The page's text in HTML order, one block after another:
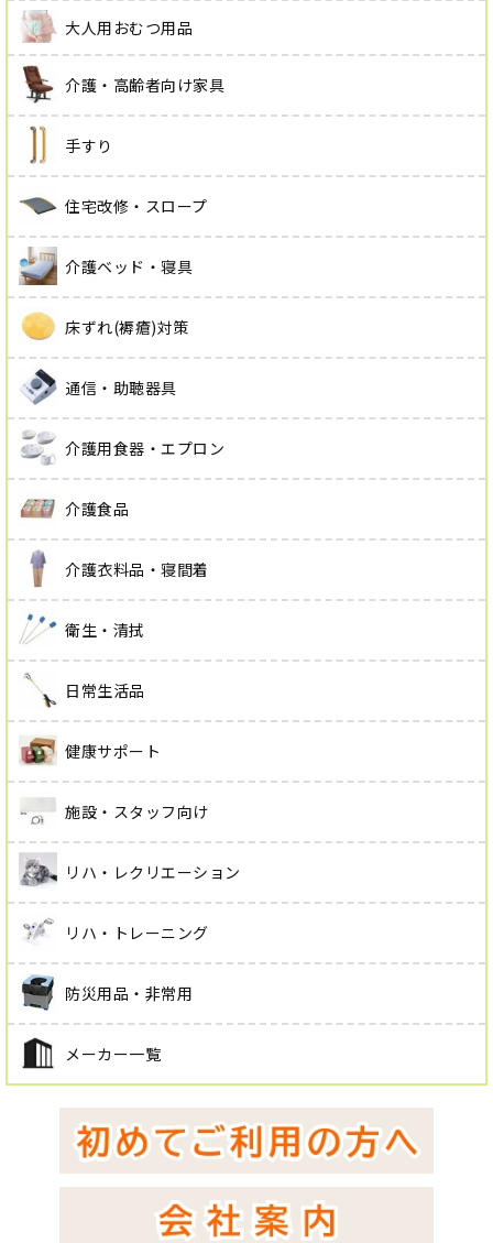
大人用おむつ用品
介護・高齢者向け家具
手すり
住宅改修・スロープ
介護ベッド・寝具
床ずれ(褥瘡)対策
通信・助聴器具
介護用食器・エプロン
介護食品
介護衣料品・寝間着
衛生・清拭
日常生活品
健康サポート
施設・スタッフ向け
リハ・レクリエーション
リハ・トレーニング
防災用品・非常用
メーカー一覧